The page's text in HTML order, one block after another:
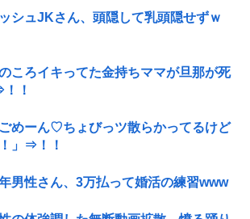
シュJKさん、頭隠して乳頭隠せずｗ
ころイキってた金持ちママが旦那が死
！
ごめーん♡ちょびっツ散らかってるけど
」⇒！！
男性さん、3万払って婚活の練習www